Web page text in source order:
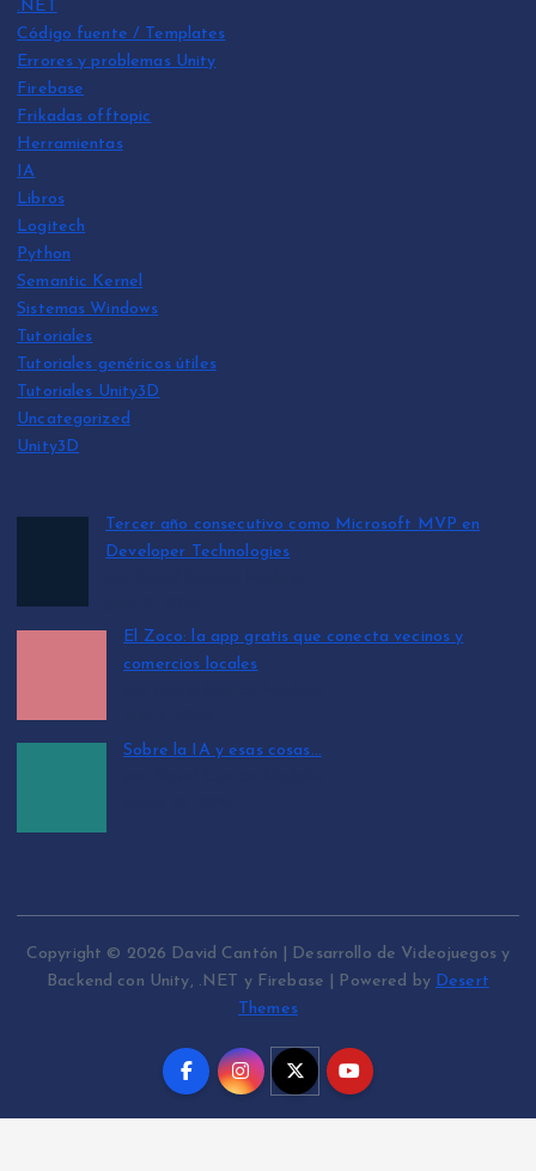
.NET
Código fuente / Templates
Errores y problemas Unity
Firebase
Frikadas offtopic
Herramientas
IA
Libros
Logitech
Python
Semantic Kernel
Sistemas Windows
Tutoriales
Tutoriales genéricos útiles
Tutoriales Unity3D
Uncategorized
Unity3D
Tercer año consecutivo como Microsoft MVP en
Developer Technologies
El Zoco: la app gratis que conecta vecinos y
comercios locales
Sobre la IA y esas cosas…
Copyright © 2026 David Cantón | Desarrollo de Videojuegos y
Backend con Unity, .NET y Firebase | Powered by Desert
Themes